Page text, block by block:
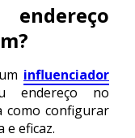
influenciador
endereço no
como configurar
eficaz.